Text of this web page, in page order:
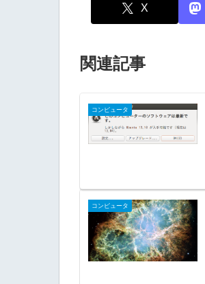
X
関連記事
コンピュータ
コンピュータ